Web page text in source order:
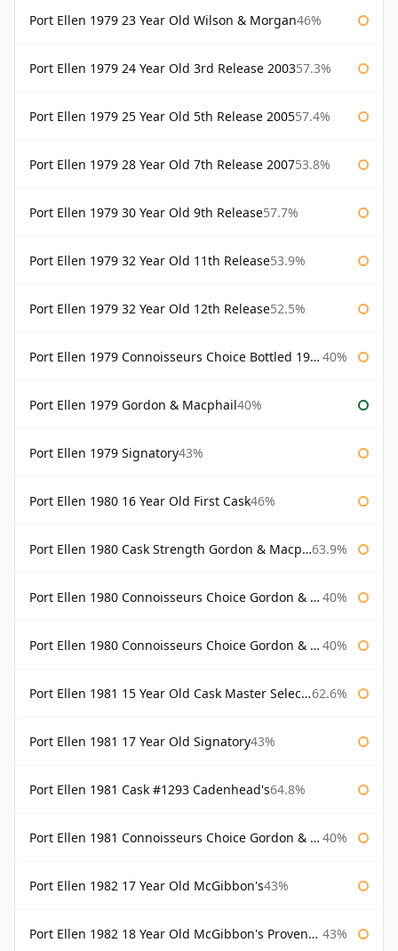
Port Ellen 1979 23 Year Old Wilson & Morgan46%
Port Ellen 1979 24 Year Old 3rd Release 200357.3%
Port Ellen 1979 25 Year Old 5th Release 200557.4%
Port Ellen 1979 28 Year Old 7th Release 200753.8%
Port Ellen 1979 30 Year Old 9th Release57.7%
Port Ellen 1979 32 Year Old 11th Release53.9%
Port Ellen 1979 32 Year Old 12th Release52.5%
Port Ellen 1979 Connoisseurs Choice Bottled 1995 Gordon & Macphail 40%
Port Ellen 1979 Gordon & Macphail40%
Port Ellen 1979 Signatory43%
Port Ellen 1980 16 Year Old First Cask46%
Port Ellen 1980 Cask Strength Gordon & Macphail 63.9%
Port Ellen 1980 Connoisseurs Choice Gordon & Macphail 40%
Port Ellen 1980 Connoisseurs Choice Gordon & Macphail 19 Year Old 40%
Port Ellen 1981 15 Year Old Cask Master Selection 62.6%
Port Ellen 1981 17 Year Old Signatory43%
Port Ellen 1981 Cask #1293 Cadenhead's64.8%
Port Ellen 1981 Connoisseurs Choice Gordon & Macphail 40%
Port Ellen 1982 17 Year Old McGibbon's43%
Port Ellen 1982 18 Year Old McGibbon's Provenance 43%